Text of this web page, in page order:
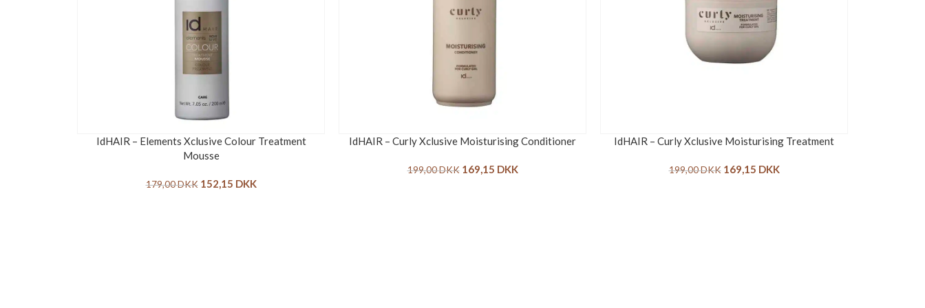
IdHAIR – Elements Xclusive Colour Treatment
Mousse
179,00DKK 152,15 DKK
IdHAIR – Curly Xclusive Moisturising Conditioner
199,00DKK 169,15 DKK
IdHAIR – Curly Xclusive Moisturising Treatment
199,00DKK 169,15 DKK